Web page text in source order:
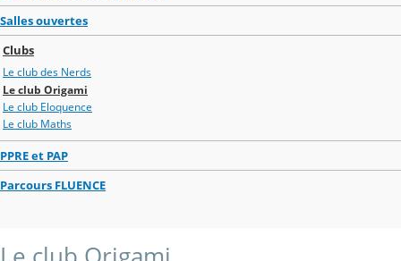
Salles ouvertes
Clubs
Le club des Nerds
Le club Origami
Le club Eloquence
Le club Maths
PPRE et PAP
Parcours FLUENCE